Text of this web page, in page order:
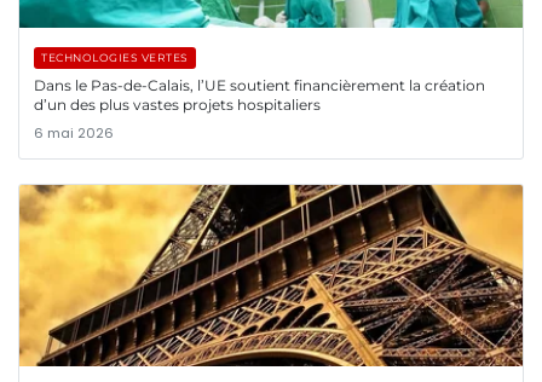
TECHNOLOGIES VERTES
Dans le Pas-de-Calais, l’UE soutient financièrement la création
d’un des plus vastes projets hospitaliers
6 mai 2026